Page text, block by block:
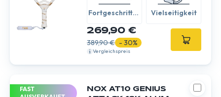
Fortgeschritten
Vielseitigkeit
269,90 €
389,90 € - 30%
Vergleichspreis
FAST
NOX AT10 GENIUS